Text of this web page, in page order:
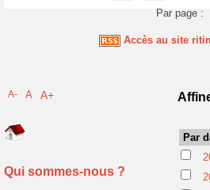
Par page :
Accès au site
A- A A+
Qui sommes-nous ?
Par